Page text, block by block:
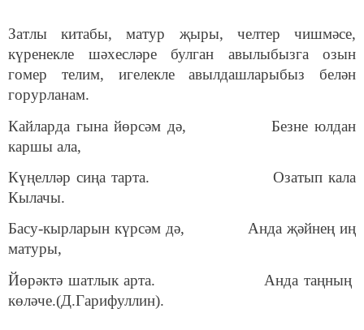
Затлы китабы, матур җыры, челтер чишмәсе,
күренекле шәхесләре булган авылыбызга озын
гомер телим, игелекле авылдашларыбыз белән
горурланам.
Кайларда гына йөрсәм дә, Безне юлдан
каршы ала,
Күңелләр сиңа тарта. Озатып кала
Кылачы.
Басу-кырларын күрсәм дә, Анда җәйнең иң
матуры,
Йөрәктә шатлык арта. Анда таңның
көләче.(Д.Гарифуллин).